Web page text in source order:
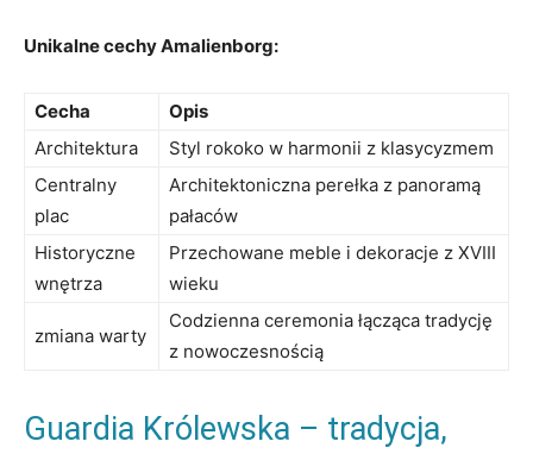
Unikalne​ cechy‌ Amalienborg:
Cecha
Opis
Architektura
Styl rokoko w harmonii z klasycyzmem
Centralny
plac
Architektoniczna ​perełka z panoramą
pałaców
Historyczne
wnętrza
Przechowane meble i dekoracje​ z⁢ XVIII
wieku
zmiana ⁤warty
Codzienna ⁣ceremonia łącząca tradycję
z nowoczesnością
Guardia Królewska – tradycja,